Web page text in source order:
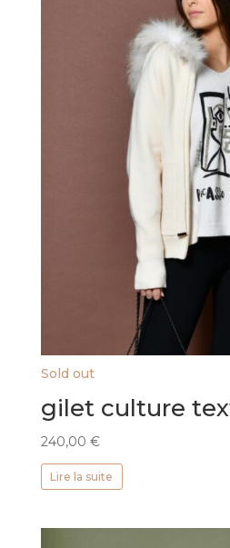
Sold out
gilet culture
240,00 €
Lire la suite